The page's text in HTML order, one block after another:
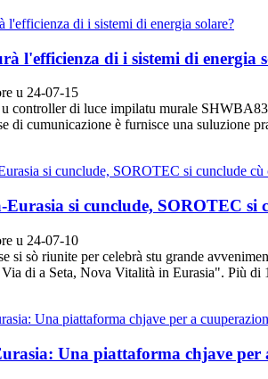
l'efficienza di i sistemi di energia
u 24-07-15
u controller di luce impilatu murale
di cumunicazione è furnisce una suluzione
si cunclude, SOROTEC si
u 24-07-10
si sò riunite per celebrà stu grande
di a Seta, Nova Vitalità in Eurasia". Più di
Una piattaforma chjave